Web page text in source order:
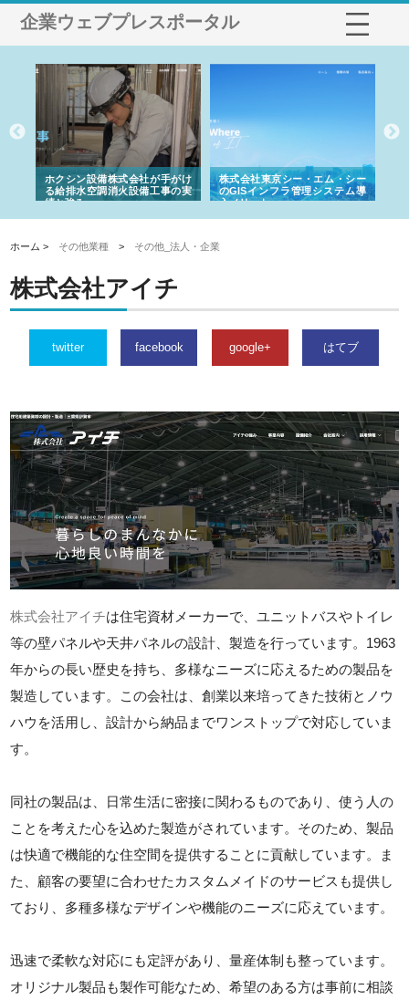
企業ウェブプレスポータル
ホクシン設備株式会社が手がけ
る給排水空調消火設備工事の実
績と強み
株式会社東京シー・エム・シー
のGISインフラ管理システム導
入メリット
ホーム > その他業種 > その他_法人・企業
株式会社アイチ
twitter facebook google+ はてブ
株式会社アイチは住宅資材メーカーで、ユニットバスやトイレ
等の壁パネルや天井パネルの設計、製造を行っています。1963
年からの長い歴史を持ち、多様なニーズに応えるための製品を
製造しています。この会社は、創業以来培ってきた技術とノウ
ハウを活用し、設計から納品までワンストップで対応していま
す。
同社の製品は、日常生活に密接に関わるものであり、使う人の
ことを考えた心を込めた製造がされています。そのため、製品
は快適で機能的な住空間を提供することに貢献しています。ま
た、顧客の要望に合わせたカスタムメイドのサービスも提供し
ており、多種多様なデザインや機能のニーズに応えています。
迅速で柔軟な対応にも定評があり、量産体制も整っています。
オリジナル製品も製作可能なため、希望のある方は事前に相談